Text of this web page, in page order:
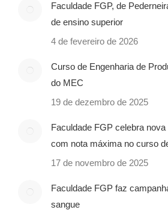
Faculdade FGP, de
de ensino superior
4 de fevereiro de 2026
Curso de Engenharia de
do MEC
19 de dezembro de 2025
Faculdade FGP celebra
com nota máxima no curso
17 de novembro de 2025
Faculdade FGP faz
sangue